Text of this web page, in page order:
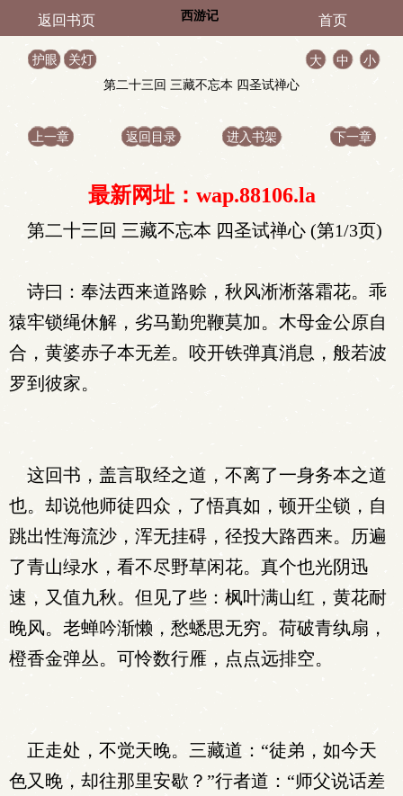
返回书页 西游记 首页
护眼 关灯 大 中
小
第二十三回 三藏不忘本 四圣试禅心
上一章 返回目录 进入书架 下一章
最新网址：wap.88106.la
第二十三回 三藏不忘本 四圣试禅心 (第1/3页)
诗曰：奉法西来道路赊，秋风淅淅落霜花。乖
猿牢锁绳休解，劣马勤兜鞭莫加。木母金公原自
合，黄婆赤子本无差。咬开铁弹真消息，般若波
罗到彼家。
这回书，盖言取经之道，不离了一身务本之道
也。却说他师徒四众，了悟真如，顿开尘锁，自
跳出性海流沙，浑无挂碍，径投大路西来。历遍
了青山绿水，看不尽野草闲花。真个也光阴迅
速，又值九秋。但见了些：枫叶满山红，黄花耐
晚风。老蝉吟渐懒，愁蟋思无穷。荷破青纨扇，
橙香金弹丛。可怜数行雁，点点远排空。
正走处，不觉天晚。三藏道：“徒弟，如今天
色又晚，却往那里安歇？”行者道：“师父说话差